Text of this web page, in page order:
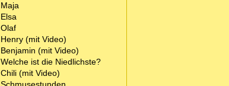
Maja
Elsa
Olaf
Henry (mit Video)
Benjamin (mit Video)
Welche ist die Niedlichste?
Chili (mit Video)